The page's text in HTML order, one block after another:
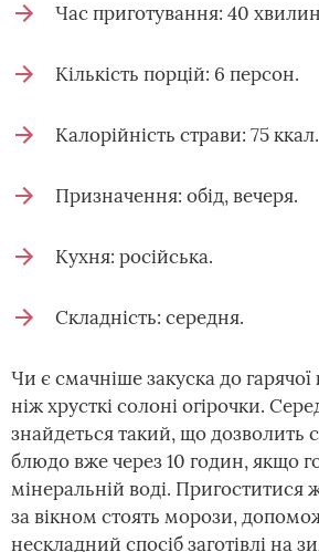
Час приготування: 40
Кількість порцій: 6 персон.
Калорійність страви: 75 ккал.
Призначення: обід, вечеря.
Кухня: російська.
Складність: середня.
Чи є смачніше закуска до
ніж хрусткі солоні огірочки.
знайдеться такий, що дозволить
блюдо вже через 10 годин, якщо
мінеральній воді.
за вікном стоять морози,
нескладний спосіб заготівлі на